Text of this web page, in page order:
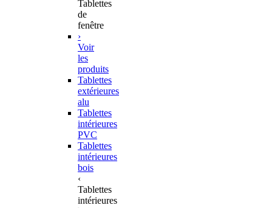
Tablettes
de
fenêtre
›
Voir
les
produits
Tablettes
extérieures
alu
Tablettes
intérieures
PVC
Tablettes
intérieures
bois
‹
Tablettes
intérieures